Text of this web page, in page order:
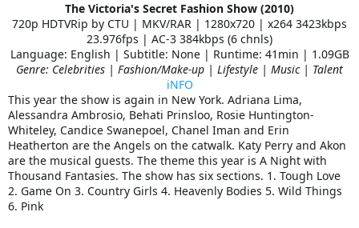
The Victoria's Secret Fashion Show (2010)
720p HDTVRip by CTU | MKV/RAR | 1280x720 | x264 3423kbps
23.976fps | AC-3 384kbps (6 chnls)
Language: English | Subtitle: None | Runtime: 41min | 1.09GB
Genre: Celebrities | Fashion/Make-up | Lifestyle | Music | Talent
iNFO
This year the show is again in New York. Adriana Lima,
Alessandra Ambrosio, Behati Prinsloo, Rosie Huntington-
Whiteley, Candice Swanepoel, Chanel Iman and Erin
Heatherton are the Angels on the catwalk. Katy Perry and Akon
are the musical guests. The theme this year is A Night with
Thousand Fantasies. The show has six sections. 1. Tough Love
2. Game On 3. Country Girls 4. Heavenly Bodies 5. Wild Things
6. Pink